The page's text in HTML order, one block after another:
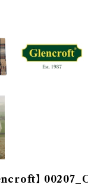
】